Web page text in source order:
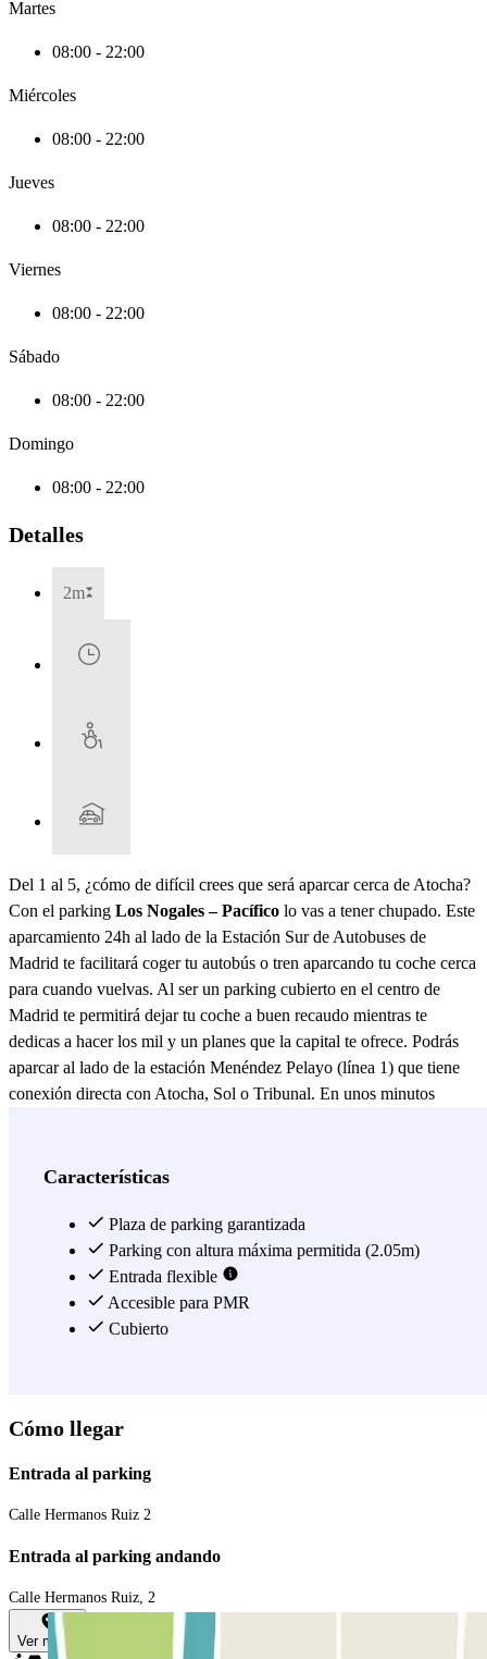
Martes
08:00 - 22:00
Miércoles
08:00 - 22:00
Jueves
08:00 - 22:00
Viernes
08:00 - 22:00
Sábado
08:00 - 22:00
Domingo
08:00 - 22:00
Detalles
2m
Del 1 al 5, ¿cómo de difícil crees que será aparcar cerca de Atocha?
Con el parking Los Nogales – Pacífico lo vas a tener chupado. Este
aparcamiento 24h al lado de la Estación Sur de Autobuses de
Madrid te facilitará coger tu autobús o tren aparcando tu coche cerca
para cuando vuelvas. Al ser un parking cubierto en el centro de
Madrid te permitirá dejar tu coche a buen recaudo mientras te
dedicas a hacer los mil y un planes que la capital te ofrece. Podrás
aparcar al lado de la estación Menéndez Pelayo (línea 1) que tiene
conexión directa con Atocha, Sol o Tribunal. En unos minutos
mensuales del parking Los Nogales – Pacífico, si trabajas o vives
precio bastante asequible. Así que, no esperes más porque ya estás
viendo que este parking vigilado tiene la solución para aparcar cerca
del centro de Madrid en cualquier situación,
en el aparcamiento Los Nogales – Pacífico! Este
estacionamiento esta ubicado en la Calle Hermanos Ruiz, 2.
Características
Plaza de parking garantizada
Parking con altura máxima permitida (2.05m)
Entrada flexible
Accesible para PMR
Cubierto
Cómo llegar
Entrada al parking
Calle Hermanos Ruiz 2
Entrada al parking andando
Calle Hermanos Ruiz, 2
Ver mapa